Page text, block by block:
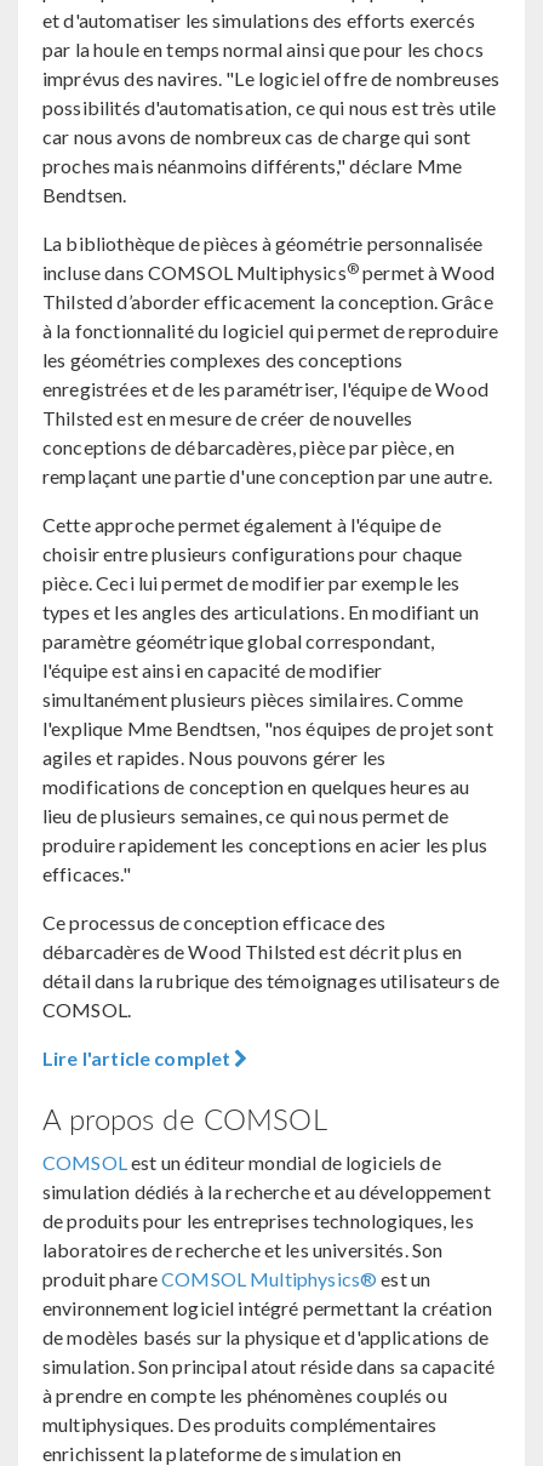
et d'automatiser les simulations des efforts exercés
par la houle en temps normal ainsi que pour les chocs
imprévus des navires. "Le logiciel offre de nombreuses
possibilités d'automatisation, ce qui nous est très utile
car nous avons de nombreux cas de charge qui sont
proches mais néanmoins différents," déclare Mme
Bendtsen.
La bibliothèque de pièces à géométrie personnalisée
incluse dans COMSOL Multiphysics®permet à Wood
Thilsted d’aborder efficacement la conception. Grâce
à la fonctionnalité du logiciel qui permet de reproduire
les géométries complexes des conceptions
enregistrées et de les paramétriser, l'équipe de Wood
Thilsted est en mesure de créer de nouvelles
conceptions de débarcadères, pièce par pièce, en
remplaçant une partie d'une conception par une autre.
Cette approche permet également à l'équipe de
choisir entre plusieurs configurations pour chaque
pièce. Ceci lui permet de modifier par exemple les
types et les angles des articulations. En modifiant un
paramètre géométrique global correspondant,
l'équipe est ainsi en capacité de modifier
simultanément plusieurs pièces similaires. Comme
l'explique Mme Bendtsen, "nos équipes de projet sont
agiles et rapides. Nous pouvons gérer les
modifications de conception en quelques heures au
lieu de plusieurs semaines, ce qui nous permet de
produire rapidement les conceptions en acier les plus
efficaces."
Ce processus de conception efficace des
débarcadères de Wood Thilsted est décrit plus en
détail dans la rubrique des témoignages utilisateurs de
COMSOL.
Lire l'article complet
A propos de COMSOL
COMSOLest un éditeur mondial de logiciels de
simulation dédiés à la recherche et au développement
de produits pour les entreprises technologiques, les
laboratoires de recherche et les universités. Son
produit phareCOMSOL Multiphysics® est un
environnement logiciel intégré permettant la création
de modèles basés sur la physique et d'applications de
simulation. Son principal atout réside dans sa capacité
à prendre en compte les phénomènes couplés ou
multiphysiques. Des produits complémentaires
enrichissent la plateforme de simulation en